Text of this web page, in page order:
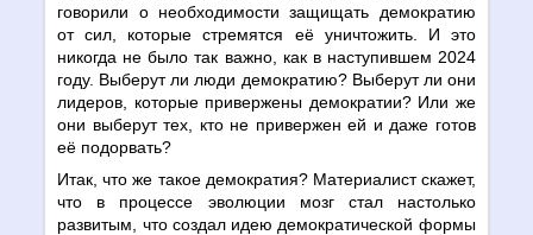
говорили о необходимости защищать демократию
от сил, которые стремятся её уничтожить. И это
никогда не было так важно, как в наступившем 2024
году. Выберут ли люди демократию? Выберут ли они
лидеров, которые привержены демократии? Или же
они выберут тех, кто не привержен ей и даже готов
её подорвать?
Итак, что же такое демократия? Материалист скажет,
что в процессе эволюции мозг стал настолько
развитым, что создал идею демократической формы